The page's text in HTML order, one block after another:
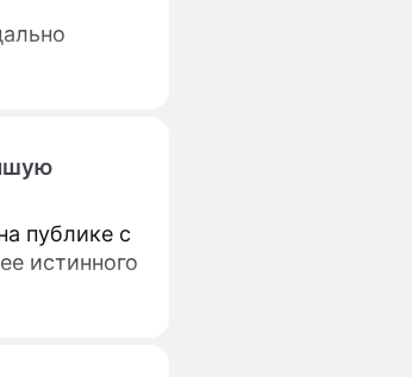
публике с
истинного